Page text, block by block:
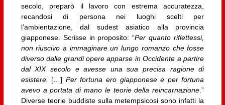
secolo, preparò il lavoro con estrema accuratezza,
recandosi di persona nei luoghi scelti per
l’ambientazione, dal sudest asiatico alla provincia
giapponese. Scrisse in proposito: “Per quanto riflettessi,
non riuscivo a immaginare un lungo romanzo che fosse
diverso dalle grandi opere apparse in Occidente a partire
dal XIX secolo e avesse una sua precisa ragione di
esistere.
[…] Per fortuna ero giapponese e per fortuna
avevo a portata di mano le teorie della reincarnazione .”
Diverse teorie buddiste sulla metempsicosi sono infatti la